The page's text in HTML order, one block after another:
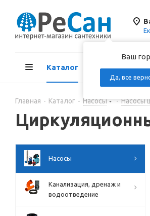
Ваш
Да, все
Каталог
Главная - Каталог - Насосы - Насосы
Насосы
Канализация, дренаж и
водоотведение